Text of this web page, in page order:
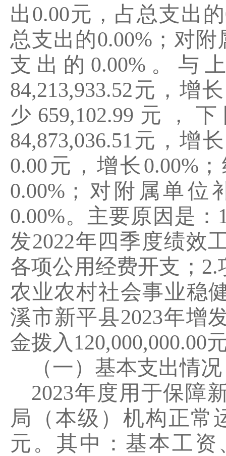
出0.00元，占总支出的
总支出的0.00% ；对
支出的 0.00% 。与
84,213,933.52元，增长
少 659,102.99 元，
84,873,036.51元，增长
0.00元，增长0.00%
0.00% ；对附属单位
0.00%。主要原因是：
发2022年四季度绩效
各项公用经费开支； 2.
农业农村社会事业稳
溪市新平县2023年增
金拨入 120,000,000.00
（一）基本支出情况
2023年度用于保障
局（本级）机构正常
元。其中：基本工